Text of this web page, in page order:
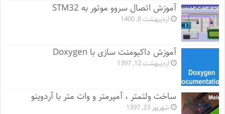
آموزش اتصال سروو موتور به STM32
اردیبهشت 8, 1400
آموزش داکیومنت سازی با Doxygen
اردیبهشت 12, 1397
ساخت ولتمتر ، آمپرمتر و وات متر با آردوینو
شهریور 23, 1397